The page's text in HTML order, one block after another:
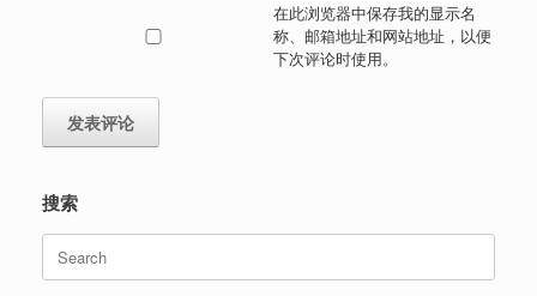
在此浏览器中保存我的显示名
称、邮箱地址和网站地址，以便
下次评论时使用。
搜索
Search
for: